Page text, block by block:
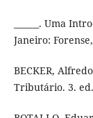
______. Uma
Janeiro:
BECKER,
Tributário. 3.